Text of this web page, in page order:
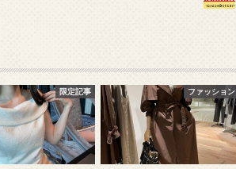
限定記事 ファッション